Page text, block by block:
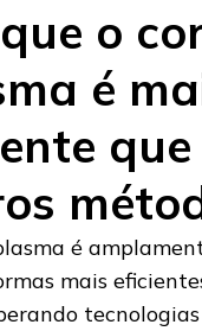
o
é
que
é
mais